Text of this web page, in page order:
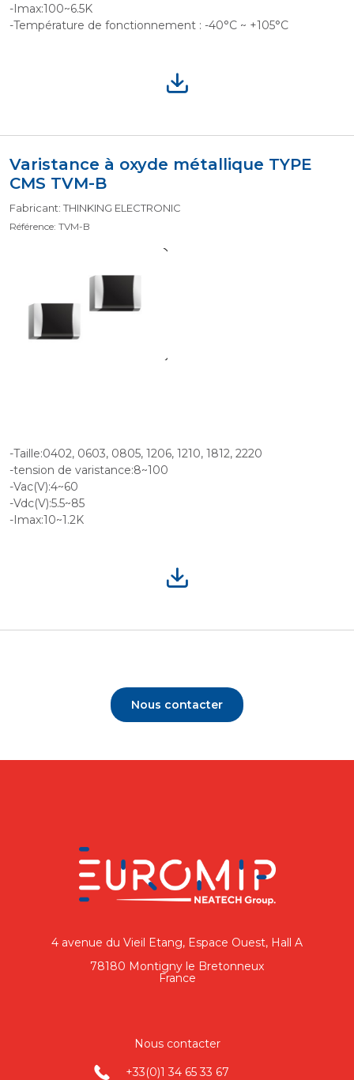
-Imax:100~6.5K
-Température de fonctionnement : -40°C ~ +105°C
Varistance à oxyde métallique TYPE
CMS TVM-B
Fabricant: THINKING ELECTRONIC
Référence: TVM-B
-Taille:0402, 0603, 0805, 1206, 1210, 1812, 2220
-tension de varistance:8~100
-Vac(V):4~60
-Vdc(V):5.5~85
-Imax:10~1.2K
Nous contacter
4 avenue du Vieil Etang, Espace Ouest, Hall A
78180 Montigny le Bretonneux
France
Nous contacter
+33(0)1 34 65 33 67